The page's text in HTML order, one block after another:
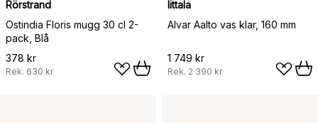
Rörstrand
Ostindia Floris mugg 30 cl 2-
pack, Blå
378 kr
Rek. 630 kr
Iittala
Alvar Aalto vas klar, 160 mm
1 749 kr
Rek. 2 390 kr